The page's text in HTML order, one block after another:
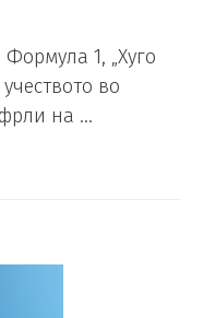
1, „Хуго
во
на …